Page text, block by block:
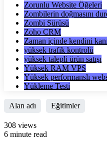
Zorunlu Website Öğeleri
Zombilerin doğmasını
Zombi Sürüsü
Zoho CRM
Zaman içinde kendini
yüksek trafik kontrolü
yüksek talepli ürün satışı
Yüksek RAM VPS
Yüksek performanslı
Yükleme Testi
Alan adı Eğitimler
308 views
6 minute read